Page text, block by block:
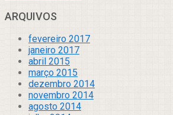
ARQUIVOS
fevereiro 2017
janeiro 2017
abril 2015
março 2015
dezembro 2014
novembro 2014
agosto 2014